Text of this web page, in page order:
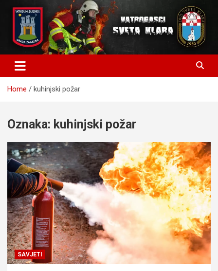
content
Home kuhinjski požar
Oznaka: kuhinjski požar
SAVJETI